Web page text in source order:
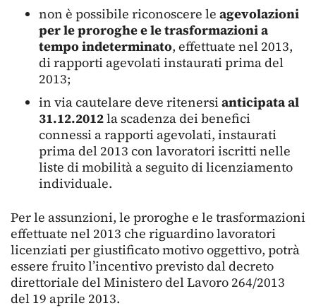
non è possibile riconoscere le agevolazioni
per le proroghe e le trasformazioni a
tempo indeterminato, effettuate nel 2013,
di rapporti agevolati instaurati prima del
2013;
in via cautelare deve ritenersianticipata al
31.12.2012la scadenza dei benefici
connessi a rapporti agevolati, instaurati
prima del 2013 con lavoratori iscritti nelle
liste di mobilità a seguito di licenziamento
individuale.
Per le assunzioni, le proroghe e le trasformazioni
effettuate nel 2013 che riguardino lavoratori
licenziati per giustificato motivo oggettivo, potrà
essere fruito l’incentivo previsto dal decreto
direttoriale del Ministero del Lavoro 264/2013
del 19 aprile 2013.